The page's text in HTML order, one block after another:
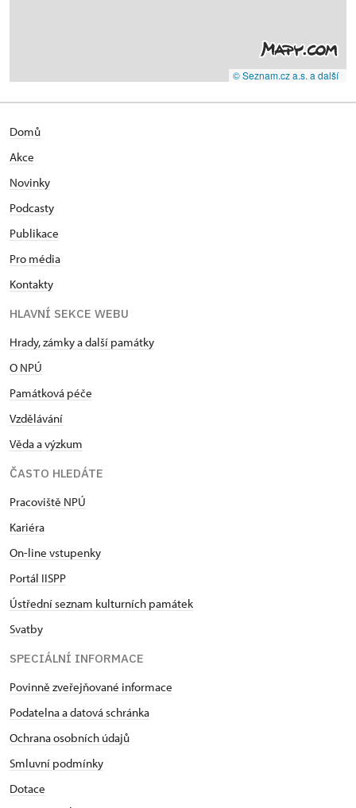
© Seznam.cz a.s. a další
Domů
Akce
Novinky
Podcasty
Publikace
Pro média
Kontakty
HLAVNÍ SEKCE WEBU
Hrady, zámky a další památky
O NPÚ
Památková péče
Vzdělávání
Věda a výzkum
ČASTO HLEDÁTE
Pracoviště NPÚ
Kariéra
On-line vstupenky
Portál IISPP
Ústřední seznam kulturních památek
Svatby
SPECIÁLNÍ INFORMACE
Povinně zveřejňované informace
Podatelna a datová schránka
Ochrana osobních údajů
Smluvní podmínky
Dotace